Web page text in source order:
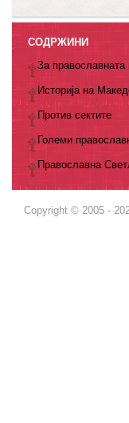
СОДРЖИНИ
За православната
Историја на
Против сектите
Големи
Православна
Copyright © 2005 -